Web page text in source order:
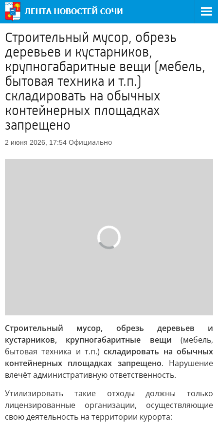
Строительный мусор, обрезь
деревьев и кустарников,
крупногабаритные вещи (мебель,
бытовая техника и т.п.)
складировать на обычных
контейнерных площадках
запрещено
2 июня 2026, 17:54 Официально
Строительный мусор, обрезь деревьев и
кустарников, крупногабаритные вещи (мебель,
бытовая техника и т.п.)складировать на обычных
контейнерных площадках запрещено. Нарушение
влечёт административную ответственность.
Утилизировать такие отходы должны только
лицензированные организации, осуществляющие
свою деятельность на территории курорта: